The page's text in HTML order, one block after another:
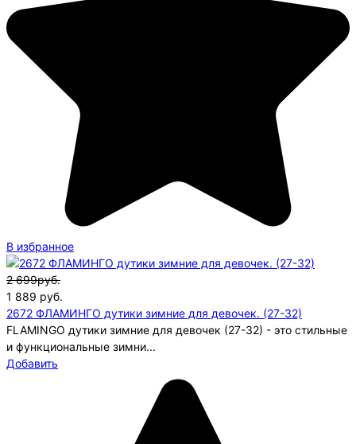
В избранное
2 699руб.
1 889 руб.
2672 ФЛАМИНГО дутики зимние для девочек. (27-32)
FLAMINGO дутики зимние для девочек (27-32) - это стильные
и функциональные зимни...
Добавить